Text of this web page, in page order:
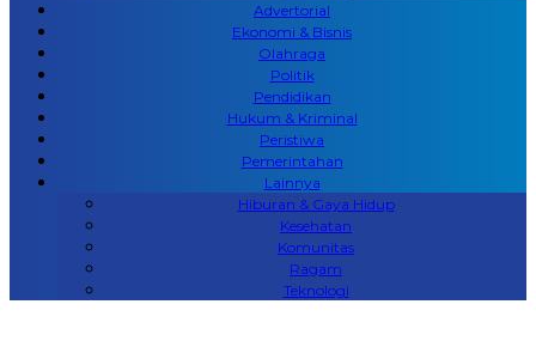
Advertorial
Ekonomi & Bisnis
Olahraga
Politik
Pendidikan
Hukum & Kriminal
Peristiwa
Pemerintahan
Lainnya
Hiburan & Gaya Hidup
Kesehatan
Komunitas
Ragam
Teknologi